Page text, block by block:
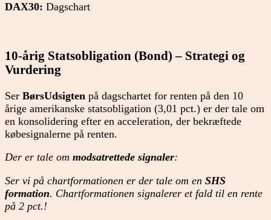
DAX30: Dagschart
10-årig Statsobligation (Bond) – Strategi og
Vurdering
Ser BørsUdsigten på dagschartet for renten på den 10
årige amerikanske statsobligation (3,01 pct.) er der tale om
en konsolidering efter en acceleration, der bekræftede
købesignalerne på renten.
Der er tale om modsatrettede signaler:
Ser vi på chartformationen er der tale om en SHS
formation. Chartformationen signalerer et fald til en rente
på 2 pct.!